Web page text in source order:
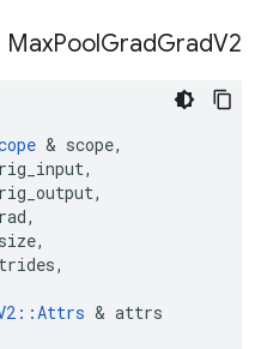
MaxPoolGradGradV2
& scope,
,
,
,
,
,
::Attrs & attrs